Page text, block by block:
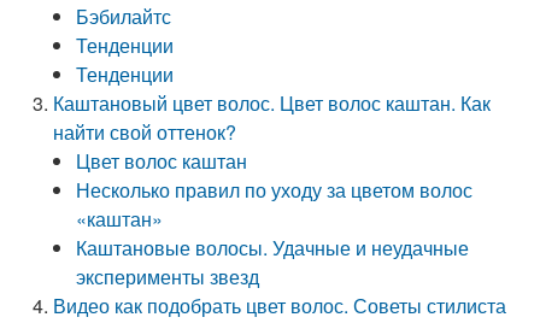
Бэбилайтс
Тенденции
Тенденции
Каштановый цвет волос. Цвет волос каштан. Как
найти свой оттенок?
Цвет волос каштан
Несколько правил по уходу за цветом волос
«каштан»
Каштановые волосы. Удачные и неудачные
эксперименты звезд
Видео как подобрать цвет волос. Советы стилиста